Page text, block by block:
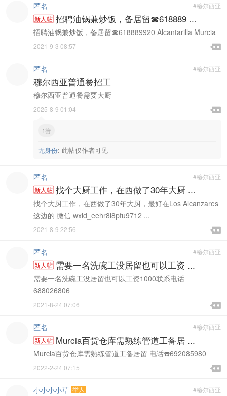
#穆尔西亚
匿名
新人帖 招聘油锅兼炒饭，备居留☎618889 ...
招聘油锅兼炒饭，备居留☎618889920 Alcantarilla Murcia

2021-9-3 08:57 
#穆尔西亚
匿名
穆尔西亚普通餐招工
穆尔西亚普通餐需要大厨

2025-8-9 01:04 
1赞
无身份: 此帖仅作者可见
#穆尔西亚
匿名
新人帖 找个大厨工作，在西做了30年大厨 ...
找个大厨工作，在西做了30年大厨，最好在Los Alcanzares
这边的 微信 wxid_eehr8i8pfu9712 ...

2021-8-9 22:56 
#穆尔西亚
匿名
新人帖 需要一名洗碗工没居留也可以工资 ...
需要一名洗碗工没居留也可以工资1000联系电话
688026806

2021-8-24 07:06 
#穆尔西亚
匿名
新人帖 Murcia百货仓库需熟练管道工备居 ...
Murcia百货仓库需熟练管道工备居留 电话☎️692085980

2022-2-24 07:15 
#穆尔西亚
小小小小草 举人